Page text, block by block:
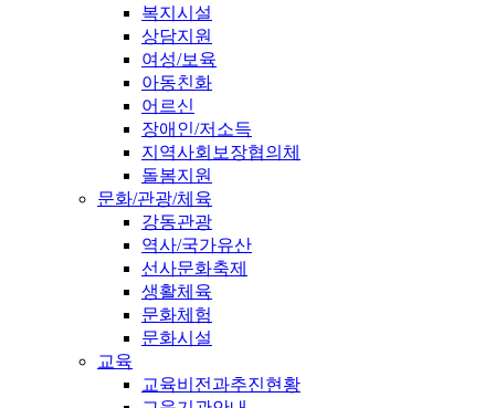
복지시설
상담지원
여성/보육
아동친화
어르신
장애인/저소득
지역사회보장협의체
돌봄지원
문화/관광/체육
강동관광
역사/국가유산
선사문화축제
생활체육
문화체험
문화시설
교육
교육비전과추진현황